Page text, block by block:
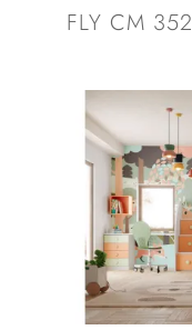
FLY CM 352